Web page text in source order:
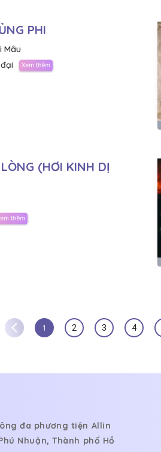
PHI
Mâu
(HƠI KINH DỊ
1 2 3 4
đa phương tiện Allin
Nhuận, Thành phố Hồ